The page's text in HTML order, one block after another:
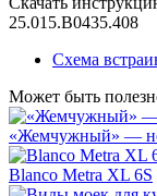
25.015.B0435.408
Схема
Может быть
«Жемчужный» —
Blanco Metra XL 6S